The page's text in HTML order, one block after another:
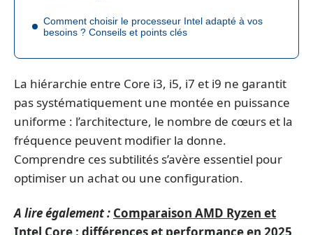
Comment choisir le processeur Intel adapté à vos
besoins ? Conseils et points clés
La hiérarchie entre Core i3, i5, i7 et i9 ne garantit
pas systématiquement une montée en puissance
uniforme : l’architecture, le nombre de cœurs et la
fréquence peuvent modifier la donne.
Comprendre ces subtilités s’avère essentiel pour
optimiser un achat ou une configuration.
A lire également : Comparaison AMD Ryzen et
Intel Core : différences et performance en 2025